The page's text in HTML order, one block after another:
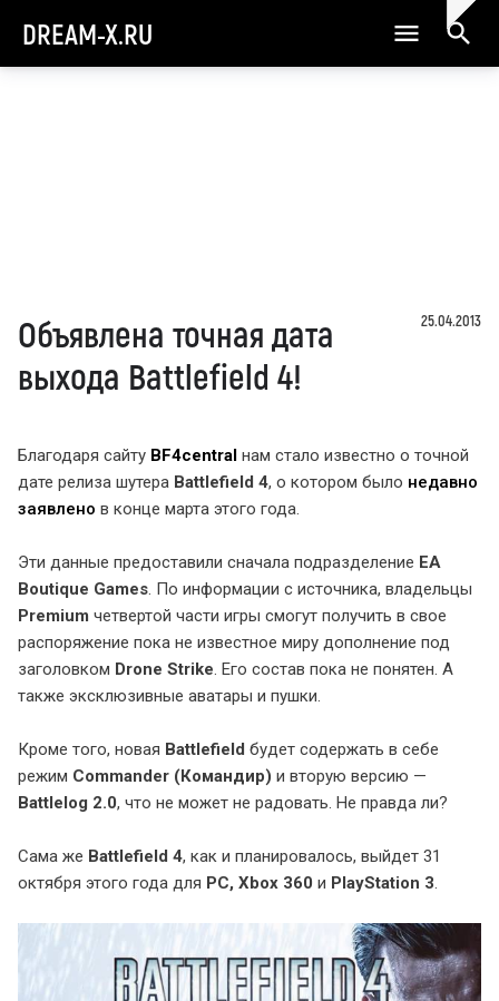
DREAM-X.RU
25.04.2013
Объявлена точная дата
выхода Battlefield 4!
Благодаря сайту BF4central нам стало известно о точной
дате релиза шутера Battlefield 4, о котором было недавно
заявлено в конце марта этого года.
Эти данные предоставили сначала подразделение EA
Boutique Games. По информации с источника, владельцы
Premium четвертой части игры смогут получить в свое
распоряжение пока не известное миру дополнение под
заголовком Drone Strike. Его состав пока не понятен. А
также эксклюзивные аватары и пушки.
Кроме того, новая Battlefield будет содержать в себе
режим Commander (Командир) и вторую версию —
Battlelog 2.0, что не может не радовать. Не правда ли?
Сама же Battlefield 4, как и планировалось, выйдет 31
октября этого года для PC, Xbox 360 и PlayStation 3.